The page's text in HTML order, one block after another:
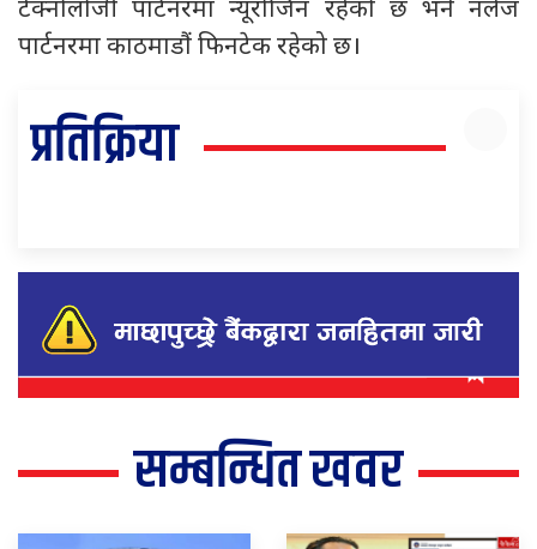
टेक्नोलोजी पार्टनरमा न्यूरोजिन रहेको छ भने नलेज
पार्टनरमा काठमाडौं फिनटेक रहेको छ।
प्रतिक्रिया
सम्बन्धित खवर